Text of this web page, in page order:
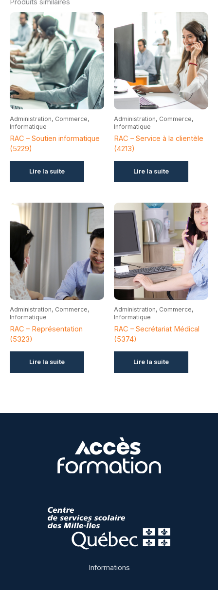
Produits similaires
Administration, Commerce,
Informatique
RAC – Soutien informatique
(5229)
Lire la suite
Administration, Commerce,
Informatique
RAC – Service à la clientèle
(4213)
Lire la suite
Administration, Commerce,
Informatique
RAC – Représentation
(5323)
Lire la suite
Administration, Commerce,
Informatique
RAC – Secrétariat Médical
(5374)
Lire la suite
Informations